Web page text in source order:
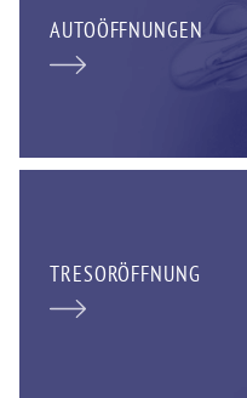
AUTOÖFFNUNGEN
TRESORÖFFNUNG